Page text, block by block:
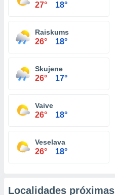
27° 18°
Raiskums
26° 18°
Skujene
26° 17°
Vaive
26° 18°
Veselava
26° 18°
Localidades próximas